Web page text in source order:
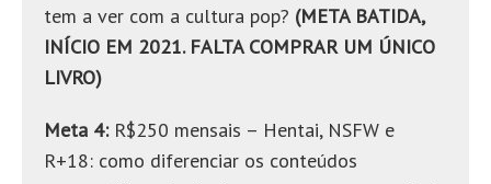
tem a ver com a cultura pop? (META BATIDA,
INÍCIO EM 2021. FALTA COMPRAR UM ÚNICO
LIVRO)
Meta 4: R$250 mensais – Hentai, NSFW e
R+18: como diferenciar os conteúdos